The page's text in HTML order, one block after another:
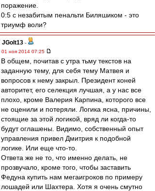
поражение.
0:5 с незабитым пенальти Биляшиком - это
триумф воли?
JGolt13 -
01 ноя 2014 07:25
В общем, почитав с утра тьму текстов на
заданную тему, для себя тему Матвея и
вопросов к нему закрыл. Президент коней
авторитет, его селекция лучшая, а у нас все
плохо, кроме Валерия Карпина, которого все
не оценили и потеряли. Логика ясна, причины,
стоящие за этой логикой, вряд ли когда-то
будут оглашены. Видимо, собственный опыт
управления привел Дмитрия к подобной
логике. Или еще что-то.
Ответа же не то, что именно делать, не
прозвучало, кроме того, чтобы заставить
Федуна купить нам мегаигроков по примеру
лошадей или Шахтера. Хотя я очень смутно